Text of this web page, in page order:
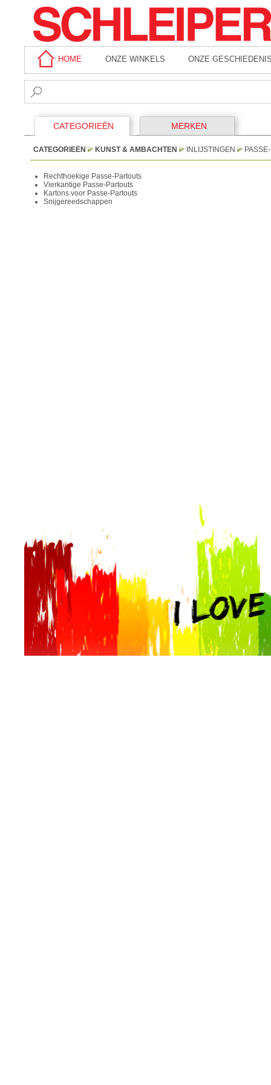
HOME ONZE WINKELS ONZE
CATEGORIEËN MERKEN
CATEGORIEËN KUNST & AMBACHTEN INLIJSTINGEN
Rechthoekige Passe-Partouts
Vierkantige Passe-Partouts
Kartons voor Passe-Partouts
Snijgereedschappen